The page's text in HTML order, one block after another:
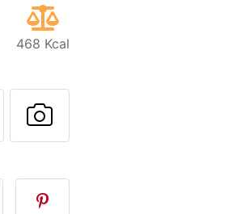
468 Kcal
a un amigo
esta página
Preguntar al autor
Publicar la foto